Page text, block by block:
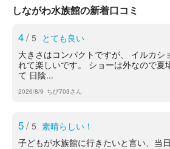
しながわ水族館の新着口コミ
4/ 5 とても良い
大きさはコンパクトですが、 イルカシ
れて楽しいです。 ショーは外なので夏
て 日陰...
2026/8/9 ちび703さん
5/ 5 素晴らしい！
子どもが水族館に行きたいと言い、当